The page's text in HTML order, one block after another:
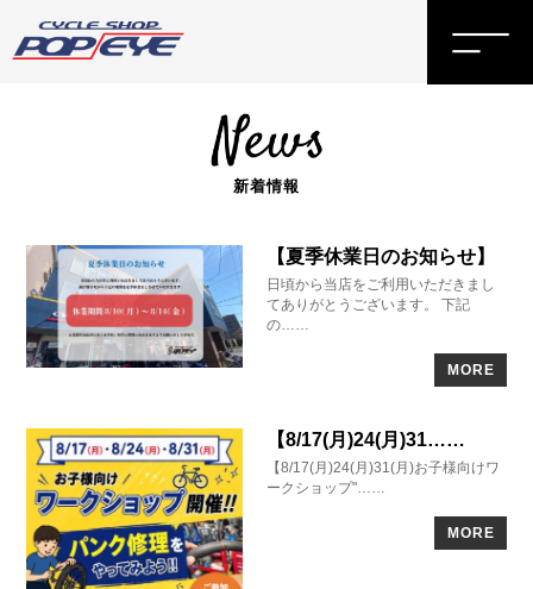
新着情報
【夏季休業日のお知らせ】
日頃から当店をご利用いただきまし
てありがとうございます。 下記
の……
MORE
【8/17(月)24(月)31……
【8/17(月)24(月)31(月)お子様向けワ
ークショップ"……
MORE